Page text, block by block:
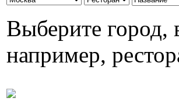
Выберите город,
например,